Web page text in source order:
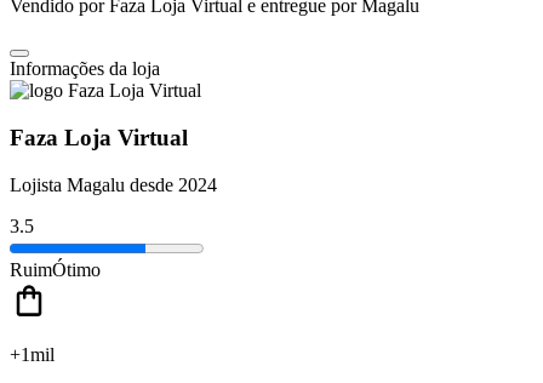
Vendido porFaza Loja Virtual e entregue por Magalu
Informações da loja
Faza Loja Virtual
Lojista Magalu desde 2024
3.5
RuimÓtimo
+1mil